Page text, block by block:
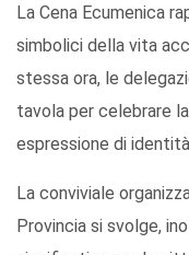
La Cena Ecumenica
simbolici della vita
stessa ora, le
tavola per celebrare
espressione di
La conviviale
Provincia si svolge,